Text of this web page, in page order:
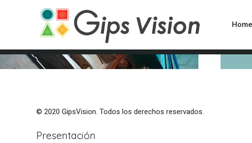
Home
© 2020 GipsVision. Todos los derechos reservados.
Presentación